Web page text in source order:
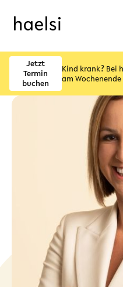
Jetzt
Termin
buchen
Kind krank? Bei
am